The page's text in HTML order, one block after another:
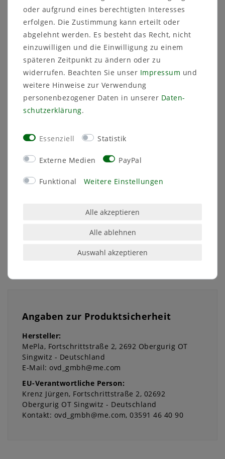
Kunststoff, aus dem der Pflanztopf und der
Untersetzer gefertigt ist, bietet Ihnen einige Vorteile.
Kunststoff ist ein besonders leichtes und dennoch
bruchsicheres Material und macht den Blumentopf
besonders beständig. Die hohe UV-Beständigkeit
- LIEFERUMFANG – Sie erhalten einen
6 verschiedenen Größen sowie 3 verschiedenen
erhalten Sie einen zeitlosen Blumentopf, welches
-KUNDENSTIMMEN – Die Meinung unserer Kunden
sich gerne an unseren Kundenservice. Wir wollen,
Angaben zur Produktsicherheit
Hersteller:
MePla Fortschrittstraße 2 2692 Obergurig OT
Singwitz
Deutschland
E-Mail: ovd_gmbh@me.com
EU-Verantwortliche Person:
Krenz Jürgen Fortschrittstraße 2 02692
Obergurig OT Singwitz
Deutschland
Kontakt: ovd_gmbh@me.com 03591 46 40 90
oder aufgrund eines berechtigten Interesses
erfolgen. Die Zustimmung kann erteilt oder
abgelehnt werden. Es besteht das Recht, nicht
einzuwilligen und die Einwilligung zu einem
späteren Zeitpunkt zu ändern oder zu
widerrufen. Beachten Sie unser Impressum und
weitere Hinweise zur Verwendung
personenbezogener Daten in unserer Daten­
schutz­erklärung.
Essenziell Statistik
Externe Medien PayPal
Funktional Weitere Einstellungen
Alle akzeptieren
Alle ablehnen
Auswahl akzeptieren